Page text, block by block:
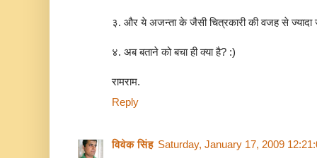
३. और ये अजन्ता के जैसी चित्रकारी की वजह से ज्यादा
४. अब बताने को बचा ही क्या है? :)
रामराम.
Reply
विवेक सिंह Saturday, January 17, 2009